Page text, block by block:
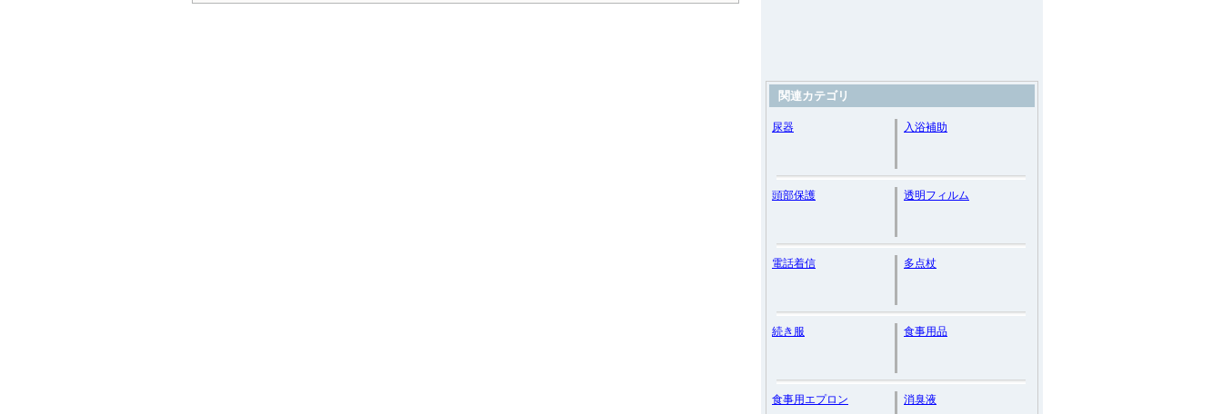
関連カテゴリ
尿器 入浴補助
頭部保護 透明フィルム
電話着信 多点杖
続き服 食事用品
食事用エプロン 消臭液